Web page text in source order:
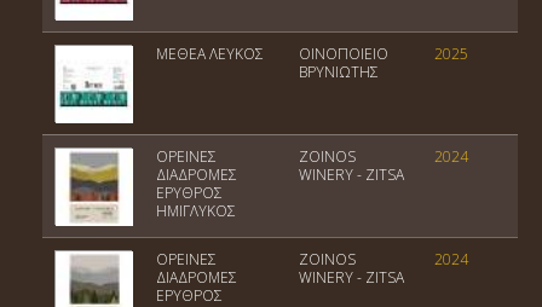
ΜΕΘΕΑ ΛΕΥΚΟΣ
ΟΙΝΟΠΟΙΕΙΟ
ΒΡΥΝΙΩΤΗΣ
2025
ΟΡΕΙΝΕΣ
ΔΙΑΔΡΟΜΕΣ
ΕΡΥΘΡΟΣ
ΗΜΙΓΛΥΚΟΣ
ZOINOS
WINERY - ZITSA
2024
ΟΡΕΙΝΕΣ
ΔΙΑΔΡΟΜΕΣ
ΕΡΥΘΡΟΣ
ZOINOS
WINERY - ZITSA
2024